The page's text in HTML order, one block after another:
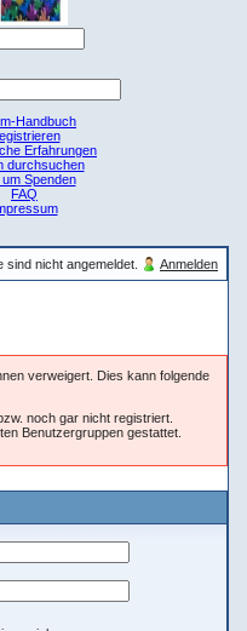
Handbuch
Erfahrungen
durchsuchen
um Spenden
FAQ
sind nicht angemeldet. Anmelden
verweigert. Dies kann folgende
noch gar nicht registriert.
Benutzergruppen gestattet.